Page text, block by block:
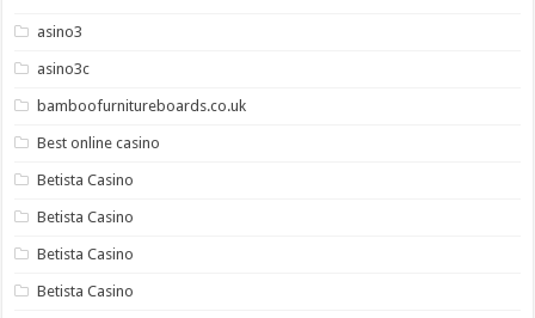
asino3
asino3c
bamboofurnitureboards.co.uk
Best online casino
Betista Casino
Betista Casino
Betista Casino
Betista Casino